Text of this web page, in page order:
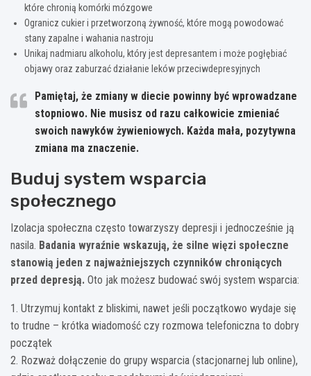
które chronią komórki mózgowe
Ogranicz cukier i przetworzoną żywność, które mogą powodować
stany zapalne i wahania nastroju
Unikaj nadmiaru alkoholu, który jest depresantem i może pogłębiać
objawy oraz zaburzać działanie leków przeciwdepresyjnych
Pamiętaj, że zmiany w diecie powinny być wprowadzane
stopniowo. Nie musisz od razu całkowicie zmieniać
swoich nawyków żywieniowych. Każda mała, pozytywna
zmiana ma znaczenie.
Buduj system wsparcia
społecznego
Izolacja społeczna często towarzyszy depresji i jednocześnie ją
nasila. Badania wyraźnie wskazują, że silne więzi społeczne
stanowią jeden z najważniejszych czynników chroniących
przed depresją. Oto jak możesz budować swój system wsparcia:
1. Utrzymuj kontakt z bliskimi, nawet jeśli początkowo wydaje się
to trudne – krótka wiadomość czy rozmowa telefoniczna to dobry
początek
2. Rozważ dołączenie do grupy wsparcia (stacjonarnej lub online),